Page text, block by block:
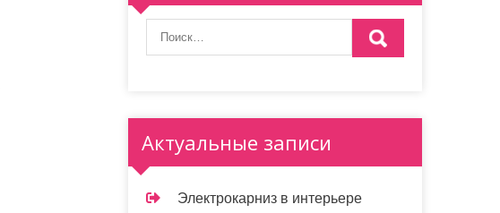
Актуальные записи
Электрокарниз в интерьере